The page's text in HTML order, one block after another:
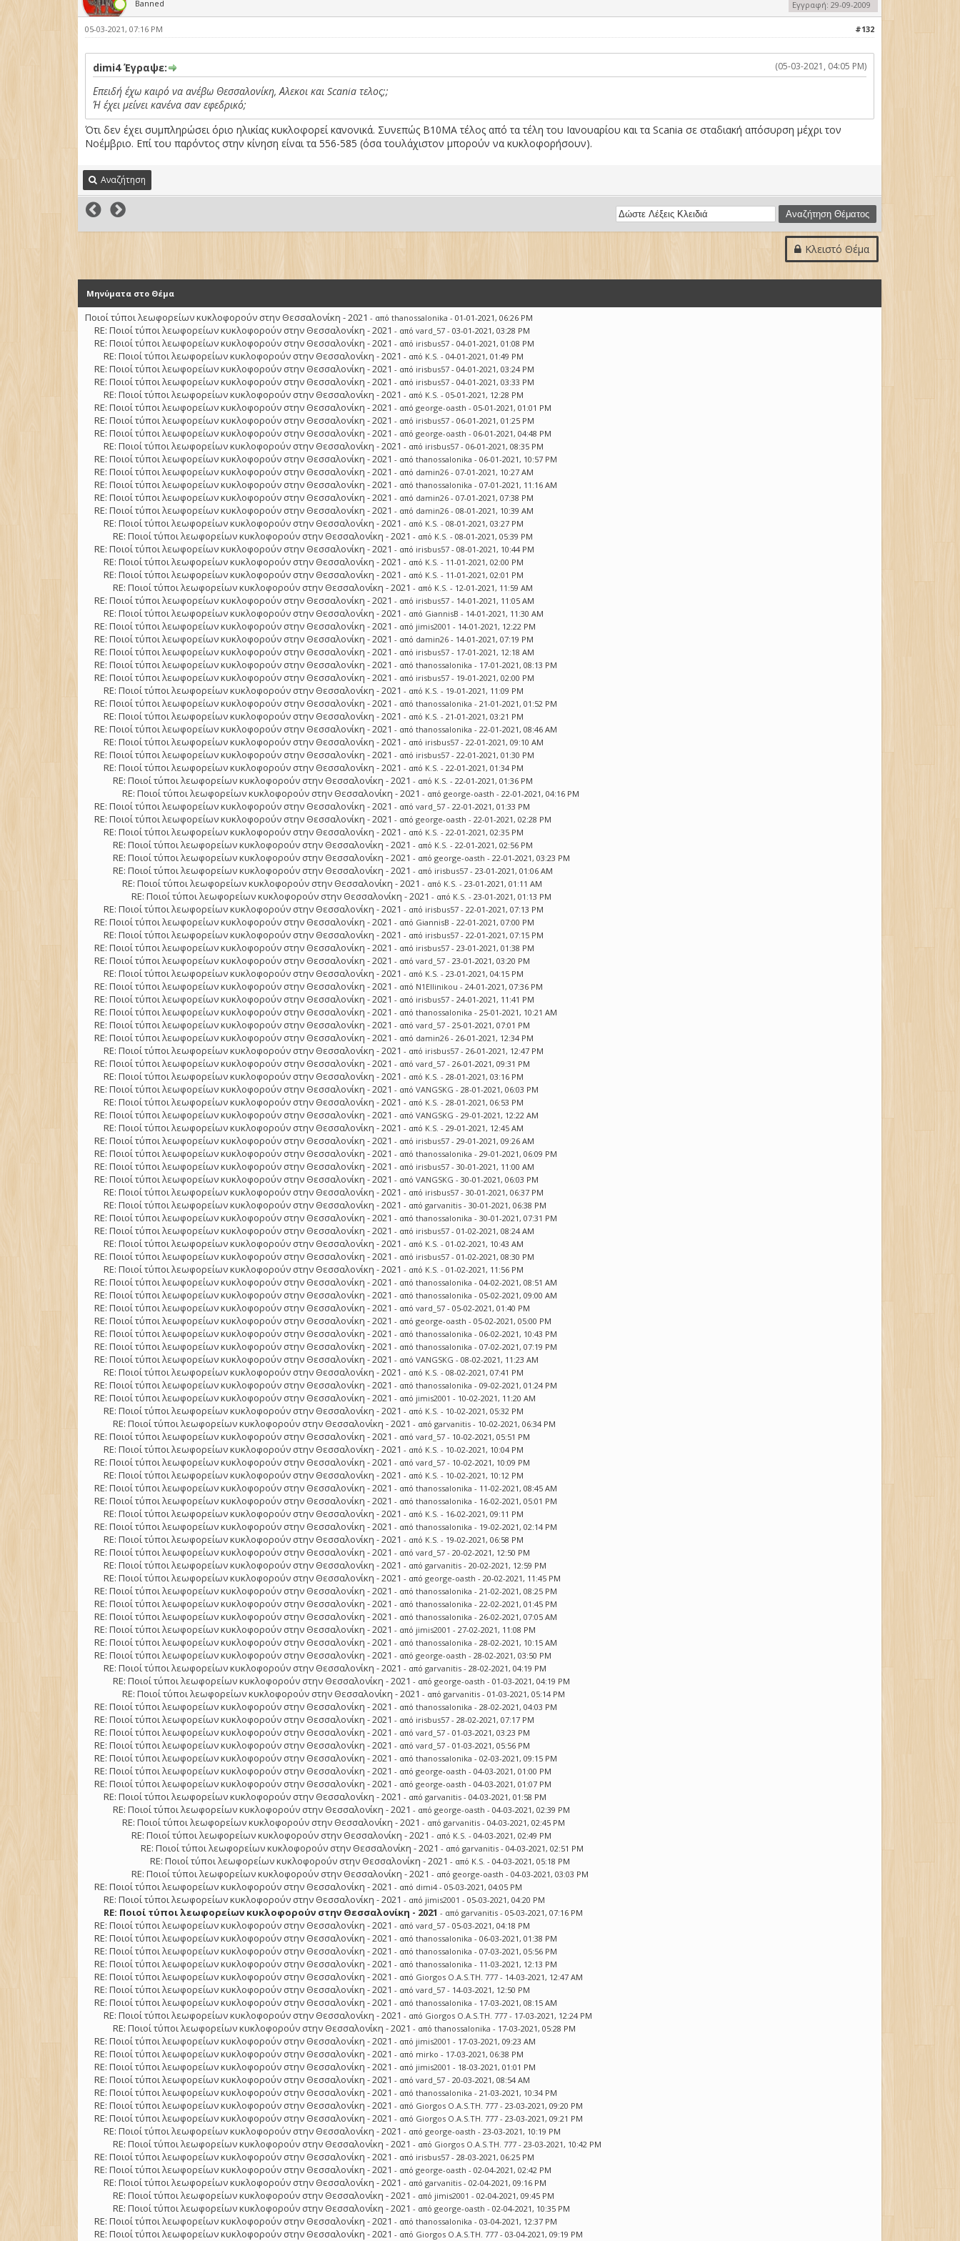
Banned
Εγγραφή: 29-09-2009
#132
05-03-2021, 07:16 PM
(05-03-2021, 04:05 PM)
dimi4 Έγραψε:
Επειδή έχω καιρό να ανέβω Θεσσαλονίκη, Αλεκοι και Scania τελος;;
Ή έχει μείνει κανένα σαν εφεδρικό;
Ότι δεν έχει συμπληρώσει όριο ηλικίας κυκλοφορεί κανονικά. Συνεπώς Β10ΜΑ τέλος από τα τέλη του Ιανουαρίου και τα Scania σε σταδιακή απόσυρση μέχρι τον
Νοέμβριο. Επί του παρόντος στην κίνηση είναι τα 556-585 (όσα τουλάχιστον μπορούν να κυκλοφορήσουν).
Αναζήτηση
Κλειστό Θέμα
Μηνύματα στο Θέμα
Ποιοί τύποι λεωφορείων κυκλοφορούν στην Θεσσαλονίκη - 2021 - απόthanossalonika - 01-01-2021, 06:26 PM
RE: Ποιοί τύποι λεωφορείων κυκλοφορούν στην Θεσσαλονίκη - 2021 - απόvard_57 - 03-01-2021, 03:28 PM
RE: Ποιοί τύποι λεωφορείων κυκλοφορούν στην Θεσσαλονίκη - 2021 - από irisbus57 - 04-01-2021, 01:08 PM
RE: Ποιοί τύποι λεωφορείων κυκλοφορούν στην Θεσσαλονίκη - 2021 - από K.S. - 04-01-2021, 01:49 PM
RE: Ποιοί τύποι λεωφορείων κυκλοφορούν στην Θεσσαλονίκη - 2021 - από irisbus57 - 04-01-2021, 03:24 PM
RE: Ποιοί τύποι λεωφορείων κυκλοφορούν στην Θεσσαλονίκη - 2021 - από irisbus57 - 04-01-2021, 03:33 PM
RE: Ποιοί τύποι λεωφορείων κυκλοφορούν στην Θεσσαλονίκη - 2021 - από K.S. - 05-01-2021, 12:28 PM
RE: Ποιοί τύποι λεωφορείων κυκλοφορούν στην Θεσσαλονίκη - 2021 - απόgeorge-oasth - 05-01-2021, 01:01 PM
RE: Ποιοί τύποι λεωφορείων κυκλοφορούν στην Θεσσαλονίκη - 2021 - από irisbus57 - 06-01-2021, 01:25 PM
RE: Ποιοί τύποι λεωφορείων κυκλοφορούν στην Θεσσαλονίκη - 2021 - απόgeorge-oasth - 06-01-2021, 04:48 PM
RE: Ποιοί τύποι λεωφορείων κυκλοφορούν στην Θεσσαλονίκη - 2021 - από irisbus57 - 06-01-2021, 08:35 PM
RE: Ποιοί τύποι λεωφορείων κυκλοφορούν στην Θεσσαλονίκη - 2021 - απόthanossalonika - 06-01-2021, 10:57 PM
RE: Ποιοί τύποι λεωφορείων κυκλοφορούν στην Θεσσαλονίκη - 2021 - από damin26 - 07-01-2021, 10:27 AM
RE: Ποιοί τύποι λεωφορείων κυκλοφορούν στην Θεσσαλονίκη - 2021 - απόthanossalonika - 07-01-2021, 11:16 AM
RE: Ποιοί τύποι λεωφορείων κυκλοφορούν στην Θεσσαλονίκη - 2021 - από damin26 - 07-01-2021, 07:38 PM
RE: Ποιοί τύποι λεωφορείων κυκλοφορούν στην Θεσσαλονίκη - 2021 - από damin26 - 08-01-2021, 10:39 AM
RE: Ποιοί τύποι λεωφορείων κυκλοφορούν στην Θεσσαλονίκη - 2021 - από K.S. - 08-01-2021, 03:27 PM
RE: Ποιοί τύποι λεωφορείων κυκλοφορούν στην Θεσσαλονίκη - 2021 - από K.S. - 08-01-2021, 05:39 PM
RE: Ποιοί τύποι λεωφορείων κυκλοφορούν στην Θεσσαλονίκη - 2021 - από irisbus57 - 08-01-2021, 10:44 PM
RE: Ποιοί τύποι λεωφορείων κυκλοφορούν στην Θεσσαλονίκη - 2021 - από K.S. - 11-01-2021, 02:00 PM
RE: Ποιοί τύποι λεωφορείων κυκλοφορούν στην Θεσσαλονίκη - 2021 - από K.S. - 11-01-2021, 02:01 PM
RE: Ποιοί τύποι λεωφορείων κυκλοφορούν στην Θεσσαλονίκη - 2021 - από K.S. - 12-01-2021, 11:59 AM
RE: Ποιοί τύποι λεωφορείων κυκλοφορούν στην Θεσσαλονίκη - 2021 - από irisbus57 - 14-01-2021, 11:05 AM
RE: Ποιοί τύποι λεωφορείων κυκλοφορούν στην Θεσσαλονίκη - 2021 - από GiannisB - 14-01-2021, 11:30 AM
RE: Ποιοί τύποι λεωφορείων κυκλοφορούν στην Θεσσαλονίκη - 2021 - από jimis2001 - 14-01-2021, 12:22 PM
RE: Ποιοί τύποι λεωφορείων κυκλοφορούν στην Θεσσαλονίκη - 2021 - από damin26 - 14-01-2021, 07:19 PM
RE: Ποιοί τύποι λεωφορείων κυκλοφορούν στην Θεσσαλονίκη - 2021 - από irisbus57 - 17-01-2021, 12:18 AM
RE: Ποιοί τύποι λεωφορείων κυκλοφορούν στην Θεσσαλονίκη - 2021 - απόthanossalonika - 17-01-2021, 08:13 PM
RE: Ποιοί τύποι λεωφορείων κυκλοφορούν στην Θεσσαλονίκη - 2021 - από irisbus57 - 19-01-2021, 02:00 PM
RE: Ποιοί τύποι λεωφορείων κυκλοφορούν στην Θεσσαλονίκη - 2021 - από K.S. - 19-01-2021, 11:09 PM
RE: Ποιοί τύποι λεωφορείων κυκλοφορούν στην Θεσσαλονίκη - 2021 - απόthanossalonika - 21-01-2021, 01:52 PM
RE: Ποιοί τύποι λεωφορείων κυκλοφορούν στην Θεσσαλονίκη - 2021 - από K.S. - 21-01-2021, 03:21 PM
RE: Ποιοί τύποι λεωφορείων κυκλοφορούν στην Θεσσαλονίκη - 2021 - απόthanossalonika - 22-01-2021, 08:46 AM
RE: Ποιοί τύποι λεωφορείων κυκλοφορούν στην Θεσσαλονίκη - 2021 - από irisbus57 - 22-01-2021, 09:10 AM
RE: Ποιοί τύποι λεωφορείων κυκλοφορούν στην Θεσσαλονίκη - 2021 - από irisbus57 - 22-01-2021, 01:30 PM
RE: Ποιοί τύποι λεωφορείων κυκλοφορούν στην Θεσσαλονίκη - 2021 - από K.S. - 22-01-2021, 01:34 PM
RE: Ποιοί τύποι λεωφορείων κυκλοφορούν στην Θεσσαλονίκη - 2021 - από K.S. - 22-01-2021, 01:36 PM
RE: Ποιοί τύποι λεωφορείων κυκλοφορούν στην Θεσσαλονίκη - 2021 - απόgeorge-oasth - 22-01-2021, 04:16 PM
RE: Ποιοί τύποι λεωφορείων κυκλοφορούν στην Θεσσαλονίκη - 2021 - απόvard_57 - 22-01-2021, 01:33 PM
RE: Ποιοί τύποι λεωφορείων κυκλοφορούν στην Θεσσαλονίκη - 2021 - απόgeorge-oasth - 22-01-2021, 02:28 PM
RE: Ποιοί τύποι λεωφορείων κυκλοφορούν στην Θεσσαλονίκη - 2021 - από K.S. - 22-01-2021, 02:35 PM
RE: Ποιοί τύποι λεωφορείων κυκλοφορούν στην Θεσσαλονίκη - 2021 - από K.S. - 22-01-2021, 02:56 PM
RE: Ποιοί τύποι λεωφορείων κυκλοφορούν στην Θεσσαλονίκη - 2021 - απόgeorge-oasth - 22-01-2021, 03:23 PM
RE: Ποιοί τύποι λεωφορείων κυκλοφορούν στην Θεσσαλονίκη - 2021 - από irisbus57 - 23-01-2021, 01:06 AM
RE: Ποιοί τύποι λεωφορείων κυκλοφορούν στην Θεσσαλονίκη - 2021 - από K.S. - 23-01-2021, 01:11 AM
RE: Ποιοί τύποι λεωφορείων κυκλοφορούν στην Θεσσαλονίκη - 2021 - από K.S. - 23-01-2021, 01:13 PM
RE: Ποιοί τύποι λεωφορείων κυκλοφορούν στην Θεσσαλονίκη - 2021 - από irisbus57 - 22-01-2021, 07:13 PM
RE: Ποιοί τύποι λεωφορείων κυκλοφορούν στην Θεσσαλονίκη - 2021 - από GiannisB - 22-01-2021, 07:00 PM
RE: Ποιοί τύποι λεωφορείων κυκλοφορούν στην Θεσσαλονίκη - 2021 - από irisbus57 - 22-01-2021, 07:15 PM
RE: Ποιοί τύποι λεωφορείων κυκλοφορούν στην Θεσσαλονίκη - 2021 - από irisbus57 - 23-01-2021, 01:38 PM
RE: Ποιοί τύποι λεωφορείων κυκλοφορούν στην Θεσσαλονίκη - 2021 - απόvard_57 - 23-01-2021, 03:20 PM
RE: Ποιοί τύποι λεωφορείων κυκλοφορούν στην Θεσσαλονίκη - 2021 - από K.S. - 23-01-2021, 04:15 PM
RE: Ποιοί τύποι λεωφορείων κυκλοφορούν στην Θεσσαλονίκη - 2021 - από N1Ellinikou - 24-01-2021, 07:36 PM
RE: Ποιοί τύποι λεωφορείων κυκλοφορούν στην Θεσσαλονίκη - 2021 - από irisbus57 - 24-01-2021, 11:41 PM
RE: Ποιοί τύποι λεωφορείων κυκλοφορούν στην Θεσσαλονίκη - 2021 - απόthanossalonika - 25-01-2021, 10:21 AM
RE: Ποιοί τύποι λεωφορείων κυκλοφορούν στην Θεσσαλονίκη - 2021 - απόvard_57 - 25-01-2021, 07:01 PM
RE: Ποιοί τύποι λεωφορείων κυκλοφορούν στην Θεσσαλονίκη - 2021 - από damin26 - 26-01-2021, 12:34 PM
RE: Ποιοί τύποι λεωφορείων κυκλοφορούν στην Θεσσαλονίκη - 2021 - από irisbus57 - 26-01-2021, 12:47 PM
RE: Ποιοί τύποι λεωφορείων κυκλοφορούν στην Θεσσαλονίκη - 2021 - απόvard_57 - 26-01-2021, 09:31 PM
RE: Ποιοί τύποι λεωφορείων κυκλοφορούν στην Θεσσαλονίκη - 2021 - από K.S. - 28-01-2021, 03:16 PM
RE: Ποιοί τύποι λεωφορείων κυκλοφορούν στην Θεσσαλονίκη - 2021 - απόVANGSKG - 28-01-2021, 06:03 PM
RE: Ποιοί τύποι λεωφορείων κυκλοφορούν στην Θεσσαλονίκη - 2021 - από K.S. - 28-01-2021, 06:53 PM
RE: Ποιοί τύποι λεωφορείων κυκλοφορούν στην Θεσσαλονίκη - 2021 - απόVANGSKG - 29-01-2021, 12:22 AM
RE: Ποιοί τύποι λεωφορείων κυκλοφορούν στην Θεσσαλονίκη - 2021 - από K.S. - 29-01-2021, 12:45 AM
RE: Ποιοί τύποι λεωφορείων κυκλοφορούν στην Θεσσαλονίκη - 2021 - από irisbus57 - 29-01-2021, 09:26 AM
RE: Ποιοί τύποι λεωφορείων κυκλοφορούν στην Θεσσαλονίκη - 2021 - απόthanossalonika - 29-01-2021, 06:09 PM
RE: Ποιοί τύποι λεωφορείων κυκλοφορούν στην Θεσσαλονίκη - 2021 - από irisbus57 - 30-01-2021, 11:00 AM
RE: Ποιοί τύποι λεωφορείων κυκλοφορούν στην Θεσσαλονίκη - 2021 - απόVANGSKG - 30-01-2021, 06:03 PM
RE: Ποιοί τύποι λεωφορείων κυκλοφορούν στην Θεσσαλονίκη - 2021 - από irisbus57 - 30-01-2021, 06:37 PM
RE: Ποιοί τύποι λεωφορείων κυκλοφορούν στην Θεσσαλονίκη - 2021 - απόgarvanitis - 30-01-2021, 06:38 PM
RE: Ποιοί τύποι λεωφορείων κυκλοφορούν στην Θεσσαλονίκη - 2021 - απόthanossalonika - 30-01-2021, 07:31 PM
RE: Ποιοί τύποι λεωφορείων κυκλοφορούν στην Θεσσαλονίκη - 2021 - από irisbus57 - 01-02-2021, 08:24 AM
RE: Ποιοί τύποι λεωφορείων κυκλοφορούν στην Θεσσαλονίκη - 2021 - από K.S. - 01-02-2021, 10:43 AM
RE: Ποιοί τύποι λεωφορείων κυκλοφορούν στην Θεσσαλονίκη - 2021 - από irisbus57 - 01-02-2021, 08:30 PM
RE: Ποιοί τύποι λεωφορείων κυκλοφορούν στην Θεσσαλονίκη - 2021 - από K.S. - 01-02-2021, 11:56 PM
RE: Ποιοί τύποι λεωφορείων κυκλοφορούν στην Θεσσαλονίκη - 2021 - απόthanossalonika - 04-02-2021, 08:51 AM
RE: Ποιοί τύποι λεωφορείων κυκλοφορούν στην Θεσσαλονίκη - 2021 - απόthanossalonika - 05-02-2021, 09:00 AM
RE: Ποιοί τύποι λεωφορείων κυκλοφορούν στην Θεσσαλονίκη - 2021 - απόvard_57 - 05-02-2021, 01:40 PM
RE: Ποιοί τύποι λεωφορείων κυκλοφορούν στην Θεσσαλονίκη - 2021 - απόgeorge-oasth - 05-02-2021, 05:00 PM
RE: Ποιοί τύποι λεωφορείων κυκλοφορούν στην Θεσσαλονίκη - 2021 - απόthanossalonika - 06-02-2021, 10:43 PM
RE: Ποιοί τύποι λεωφορείων κυκλοφορούν στην Θεσσαλονίκη - 2021 - απόthanossalonika - 07-02-2021, 07:19 PM
RE: Ποιοί τύποι λεωφορείων κυκλοφορούν στην Θεσσαλονίκη - 2021 - απόVANGSKG - 08-02-2021, 11:23 AM
RE: Ποιοί τύποι λεωφορείων κυκλοφορούν στην Θεσσαλονίκη - 2021 - από K.S. - 08-02-2021, 07:41 PM
RE: Ποιοί τύποι λεωφορείων κυκλοφορούν στην Θεσσαλονίκη - 2021 - απόthanossalonika - 09-02-2021, 01:24 PM
RE: Ποιοί τύποι λεωφορείων κυκλοφορούν στην Θεσσαλονίκη - 2021 - από jimis2001 - 10-02-2021, 11:20 AM
RE: Ποιοί τύποι λεωφορείων κυκλοφορούν στην Θεσσαλονίκη - 2021 - από K.S. - 10-02-2021, 05:32 PM
RE: Ποιοί τύποι λεωφορείων κυκλοφορούν στην Θεσσαλονίκη - 2021 - απόgarvanitis - 10-02-2021, 06:34 PM
RE: Ποιοί τύποι λεωφορείων κυκλοφορούν στην Θεσσαλονίκη - 2021 - απόvard_57 - 10-02-2021, 05:51 PM
RE: Ποιοί τύποι λεωφορείων κυκλοφορούν στην Θεσσαλονίκη - 2021 - από K.S. - 10-02-2021, 10:04 PM
RE: Ποιοί τύποι λεωφορείων κυκλοφορούν στην Θεσσαλονίκη - 2021 - απόvard_57 - 10-02-2021, 10:09 PM
RE: Ποιοί τύποι λεωφορείων κυκλοφορούν στην Θεσσαλονίκη - 2021 - από K.S. - 10-02-2021, 10:12 PM
RE: Ποιοί τύποι λεωφορείων κυκλοφορούν στην Θεσσαλονίκη - 2021 - απόthanossalonika - 11-02-2021, 08:45 AM
RE: Ποιοί τύποι λεωφορείων κυκλοφορούν στην Θεσσαλονίκη - 2021 - απόthanossalonika - 16-02-2021, 05:01 PM
RE: Ποιοί τύποι λεωφορείων κυκλοφορούν στην Θεσσαλονίκη - 2021 - από K.S. - 16-02-2021, 09:11 PM
RE: Ποιοί τύποι λεωφορείων κυκλοφορούν στην Θεσσαλονίκη - 2021 - απόthanossalonika - 19-02-2021, 02:14 PM
RE: Ποιοί τύποι λεωφορείων κυκλοφορούν στην Θεσσαλονίκη - 2021 - από K.S. - 19-02-2021, 06:58 PM
RE: Ποιοί τύποι λεωφορείων κυκλοφορούν στην Θεσσαλονίκη - 2021 - απόvard_57 - 20-02-2021, 12:50 PM
RE: Ποιοί τύποι λεωφορείων κυκλοφορούν στην Θεσσαλονίκη - 2021 - απόgarvanitis - 20-02-2021, 12:59 PM
RE: Ποιοί τύποι λεωφορείων κυκλοφορούν στην Θεσσαλονίκη - 2021 - απόgeorge-oasth - 20-02-2021, 11:45 PM
RE: Ποιοί τύποι λεωφορείων κυκλοφορούν στην Θεσσαλονίκη - 2021 - απόthanossalonika - 21-02-2021, 08:25 PM
RE: Ποιοί τύποι λεωφορείων κυκλοφορούν στην Θεσσαλονίκη - 2021 - απόthanossalonika - 22-02-2021, 01:45 PM
RE: Ποιοί τύποι λεωφορείων κυκλοφορούν στην Θεσσαλονίκη - 2021 - απόthanossalonika - 26-02-2021, 07:05 AM
RE: Ποιοί τύποι λεωφορείων κυκλοφορούν στην Θεσσαλονίκη - 2021 - από jimis2001 - 27-02-2021, 11:08 PM
RE: Ποιοί τύποι λεωφορείων κυκλοφορούν στην Θεσσαλονίκη - 2021 - απόthanossalonika - 28-02-2021, 10:15 AM
RE: Ποιοί τύποι λεωφορείων κυκλοφορούν στην Θεσσαλονίκη - 2021 - απόgeorge-oasth - 28-02-2021, 03:50 PM
RE: Ποιοί τύποι λεωφορείων κυκλοφορούν στην Θεσσαλονίκη - 2021 - απόgarvanitis - 28-02-2021, 04:19 PM
RE: Ποιοί τύποι λεωφορείων κυκλοφορούν στην Θεσσαλονίκη - 2021 - απόgeorge-oasth - 01-03-2021, 04:19 PM
RE: Ποιοί τύποι λεωφορείων κυκλοφορούν στην Θεσσαλονίκη - 2021 - απόgarvanitis - 01-03-2021, 05:14 PM
RE: Ποιοί τύποι λεωφορείων κυκλοφορούν στην Θεσσαλονίκη - 2021 - απόthanossalonika - 28-02-2021, 04:03 PM
RE: Ποιοί τύποι λεωφορείων κυκλοφορούν στην Θεσσαλονίκη - 2021 - από irisbus57 - 28-02-2021, 07:17 PM
RE: Ποιοί τύποι λεωφορείων κυκλοφορούν στην Θεσσαλονίκη - 2021 - απόvard_57 - 01-03-2021, 03:23 PM
RE: Ποιοί τύποι λεωφορείων κυκλοφορούν στην Θεσσαλονίκη - 2021 - απόvard_57 - 01-03-2021, 05:56 PM
RE: Ποιοί τύποι λεωφορείων κυκλοφορούν στην Θεσσαλονίκη - 2021 - απόthanossalonika - 02-03-2021, 09:15 PM
RE: Ποιοί τύποι λεωφορείων κυκλοφορούν στην Θεσσαλονίκη - 2021 - απόgeorge-oasth - 04-03-2021, 01:00 PM
RE: Ποιοί τύποι λεωφορείων κυκλοφορούν στην Θεσσαλονίκη - 2021 - απόgeorge-oasth - 04-03-2021, 01:07 PM
RE: Ποιοί τύποι λεωφορείων κυκλοφορούν στην Θεσσαλονίκη - 2021 - απόgarvanitis - 04-03-2021, 01:58 PM
RE: Ποιοί τύποι λεωφορείων κυκλοφορούν στην Θεσσαλονίκη - 2021 - απόgeorge-oasth - 04-03-2021, 02:39 PM
RE: Ποιοί τύποι λεωφορείων κυκλοφορούν στην Θεσσαλονίκη - 2021 - απόgarvanitis - 04-03-2021, 02:45 PM
RE: Ποιοί τύποι λεωφορείων κυκλοφορούν στην Θεσσαλονίκη - 2021 - από K.S. - 04-03-2021, 02:49 PM
RE: Ποιοί τύποι λεωφορείων κυκλοφορούν στην Θεσσαλονίκη - 2021 - απόgarvanitis - 04-03-2021, 02:51 PM
RE: Ποιοί τύποι λεωφορείων κυκλοφορούν στην Θεσσαλονίκη - 2021 - από K.S. - 04-03-2021, 05:18 PM
RE: Ποιοί τύποι λεωφορείων κυκλοφορούν στην Θεσσαλονίκη - 2021 - απόgeorge-oasth - 04-03-2021, 03:03 PM
RE: Ποιοί τύποι λεωφορείων κυκλοφορούν στην Θεσσαλονίκη - 2021 - από dimi4 - 05-03-2021, 04:05 PM
RE: Ποιοί τύποι λεωφορείων κυκλοφορούν στην Θεσσαλονίκη - 2021 - από jimis2001 - 05-03-2021, 04:20 PM
RE: Ποιοί τύποι λεωφορείων κυκλοφορούν στην Θεσσαλονίκη - 2021 - απόgarvanitis - 05-03-2021, 07:16 PM
RE: Ποιοί τύποι λεωφορείων κυκλοφορούν στην Θεσσαλονίκη - 2021 - απόvard_57 - 05-03-2021, 04:18 PM
RE: Ποιοί τύποι λεωφορείων κυκλοφορούν στην Θεσσαλονίκη - 2021 - απόthanossalonika - 06-03-2021, 01:38 PM
RE: Ποιοί τύποι λεωφορείων κυκλοφορούν στην Θεσσαλονίκη - 2021 - απόthanossalonika - 07-03-2021, 05:56 PM
RE: Ποιοί τύποι λεωφορείων κυκλοφορούν στην Θεσσαλονίκη - 2021 - απόthanossalonika - 11-03-2021, 12:13 PM
RE: Ποιοί τύποι λεωφορείων κυκλοφορούν στην Θεσσαλονίκη - 2021 - από Giorgos O.A.S.TH. 777 - 14-03-2021, 12:47 AM
RE: Ποιοί τύποι λεωφορείων κυκλοφορούν στην Θεσσαλονίκη - 2021 - απόvard_57 - 14-03-2021, 12:50 PM
RE: Ποιοί τύποι λεωφορείων κυκλοφορούν στην Θεσσαλονίκη - 2021 - απόthanossalonika - 17-03-2021, 08:15 AM
RE: Ποιοί τύποι λεωφορείων κυκλοφορούν στην Θεσσαλονίκη - 2021 - από Giorgos O.A.S.TH. 777 - 17-03-2021, 12:24 PM
RE: Ποιοί τύποι λεωφορείων κυκλοφορούν στην Θεσσαλονίκη - 2021 - απόthanossalonika - 17-03-2021, 05:28 PM
RE: Ποιοί τύποι λεωφορείων κυκλοφορούν στην Θεσσαλονίκη - 2021 - από jimis2001 - 17-03-2021, 09:23 AM
RE: Ποιοί τύποι λεωφορείων κυκλοφορούν στην Θεσσαλονίκη - 2021 - από mirko - 17-03-2021, 06:38 PM
RE: Ποιοί τύποι λεωφορείων κυκλοφορούν στην Θεσσαλονίκη - 2021 - από jimis2001 - 18-03-2021, 01:01 PM
RE: Ποιοί τύποι λεωφορείων κυκλοφορούν στην Θεσσαλονίκη - 2021 - απόvard_57 - 20-03-2021, 08:54 AM
RE: Ποιοί τύποι λεωφορείων κυκλοφορούν στην Θεσσαλονίκη - 2021 - απόthanossalonika - 21-03-2021, 10:34 PM
RE: Ποιοί τύποι λεωφορείων κυκλοφορούν στην Θεσσαλονίκη - 2021 - από Giorgos O.A.S.TH. 777 - 23-03-2021, 09:20 PM
RE: Ποιοί τύποι λεωφορείων κυκλοφορούν στην Θεσσαλονίκη - 2021 - από Giorgos O.A.S.TH. 777 - 23-03-2021, 09:21 PM
RE: Ποιοί τύποι λεωφορείων κυκλοφορούν στην Θεσσαλονίκη - 2021 - απόgeorge-oasth - 23-03-2021, 10:19 PM
RE: Ποιοί τύποι λεωφορείων κυκλοφορούν στην Θεσσαλονίκη - 2021 - από Giorgos O.A.S.TH. 777 - 23-03-2021, 10:42 PM
RE: Ποιοί τύποι λεωφορείων κυκλοφορούν στην Θεσσαλονίκη - 2021 - από irisbus57 - 28-03-2021, 06:25 PM
RE: Ποιοί τύποι λεωφορείων κυκλοφορούν στην Θεσσαλονίκη - 2021 - απόgeorge-oasth - 02-04-2021, 02:42 PM
RE: Ποιοί τύποι λεωφορείων κυκλοφορούν στην Θεσσαλονίκη - 2021 - απόgarvanitis - 02-04-2021, 09:16 PM
RE: Ποιοί τύποι λεωφορείων κυκλοφορούν στην Θεσσαλονίκη - 2021 - από jimis2001 - 02-04-2021, 09:45 PM
RE: Ποιοί τύποι λεωφορείων κυκλοφορούν στην Θεσσαλονίκη - 2021 - απόgeorge-oasth - 02-04-2021, 10:35 PM
RE: Ποιοί τύποι λεωφορείων κυκλοφορούν στην Θεσσαλονίκη - 2021 - απόthanossalonika - 03-04-2021, 12:37 PM
RE: Ποιοί τύποι λεωφορείων κυκλοφορούν στην Θεσσαλονίκη - 2021 - από Giorgos O.A.S.TH. 777 - 03-04-2021, 09:19 PM